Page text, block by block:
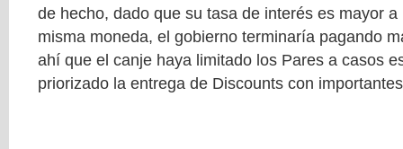
de hecho, dado que su tasa de interés es mayor
misma moneda, el gobierno terminaría pagando
ahí que el canje haya limitado los Pares a casos
priorizado la entrega de Discounts con